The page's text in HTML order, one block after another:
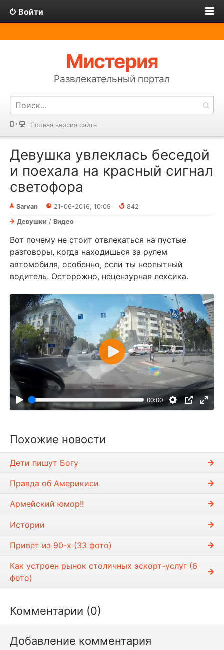
Войти
Мистерия
Развлекательный портал
Полная версия сайта
Девушка увлеклась беседой
и поехала на красный сигнал
светофора
Sarvan 21-06-2016, 10:09
842
Девушки / Видео
Вот почему не стоит отвлекаться на пустые
разговоры, когда находишься за рулем
автомобиля, особенно, если ты неопытный
водитель. Осторожно, нецензурная лексика.
00:00
В
с
п
р
Похожие новости
Дети пишyт Богy
Правда об Америкиси
Армейский юмор!!
Истории
Привет из 90-х (33 фото)
Как устроен рынок столичных эскорт-услуг (6
фото)
Комментарии (0)
Добавление комментария